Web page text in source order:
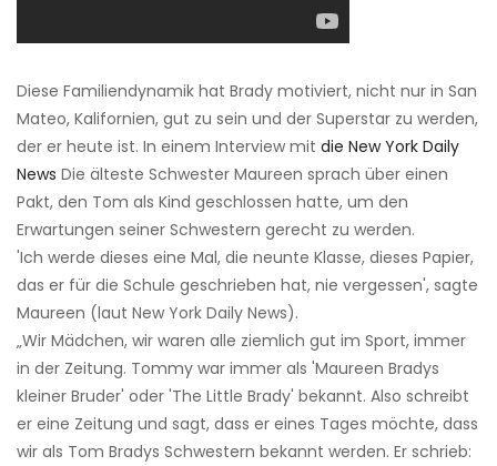
Diese Familiendynamik hat Brady motiviert, nicht nur in San
Mateo, Kalifornien, gut zu sein und der Superstar zu werden,
der er heute ist. In einem Interview mit die New York Daily
News Die älteste Schwester Maureen sprach über einen
Pakt, den Tom als Kind geschlossen hatte, um den
Erwartungen seiner Schwestern gerecht zu werden.
'Ich werde dieses eine Mal, die neunte Klasse, dieses Papier,
das er für die Schule geschrieben hat, nie vergessen', sagte
Maureen (laut New York Daily News).
„Wir Mädchen, wir waren alle ziemlich gut im Sport, immer
in der Zeitung. Tommy war immer als 'Maureen Bradys
kleiner Bruder' oder 'The Little Brady' bekannt. Also schreibt
er eine Zeitung und sagt, dass er eines Tages möchte, dass
wir als Tom Bradys Schwestern bekannt werden. Er schrieb: